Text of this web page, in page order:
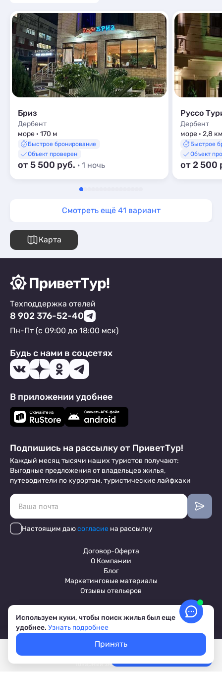
Бриз
Дербент
море · 170 м
Быстрое бронирование
Объект проверен
от 5 500 руб. · 1 ночь
Руссо
Дербент
море · 2,8
Быстрое
Объект
от 2 500
Смотреть ещё 41 вариант
Карта
Покажем свободное жилье
Выбрать даты
Техподдержка отелей
8 902 376-52-40
Пн-Пт (с 09:00 до 18:00 мск)
Будь с нами в соцсетях
В приложении удобнее
Подпишись на рассылку от ПриветТур!
Каждый месяц тысячи наших туристов получают:
Выгодные предложения от владельцев жилья,
путеводители по курортам, туристические лайфхаки
Настоящим даюсогласие на рассылку
Договор-Оферта
О Компании
Блог
Маркетинговые материалы
Отзывы отельеров
© 2017-2026 ПриветТур™
Российский сервис бронирования жилья, официальный сайт,
товарный знак №842642
Пользовательское соглашение
Обработка персональных данных
Условия бронирования объектов
Используем куки, чтобы поиск жилья был еще
удобнее. Узнать подробнее
Принять